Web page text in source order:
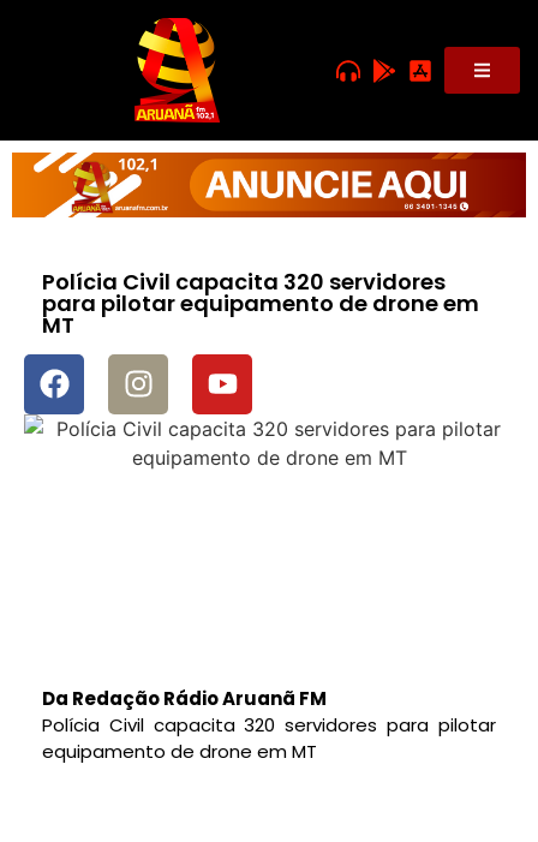
Polícia Civil capacita 320 servidores
para pilotar equipamento de drone em
MT
Da Redação Rádio Aruanã FM
Polícia Civil capacita 320 servidores para pilotar
equipamento de drone em MT